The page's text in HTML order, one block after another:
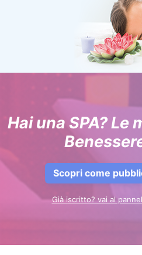
Hai una SPA? Le
Scopri come
Già iscritto? vai al